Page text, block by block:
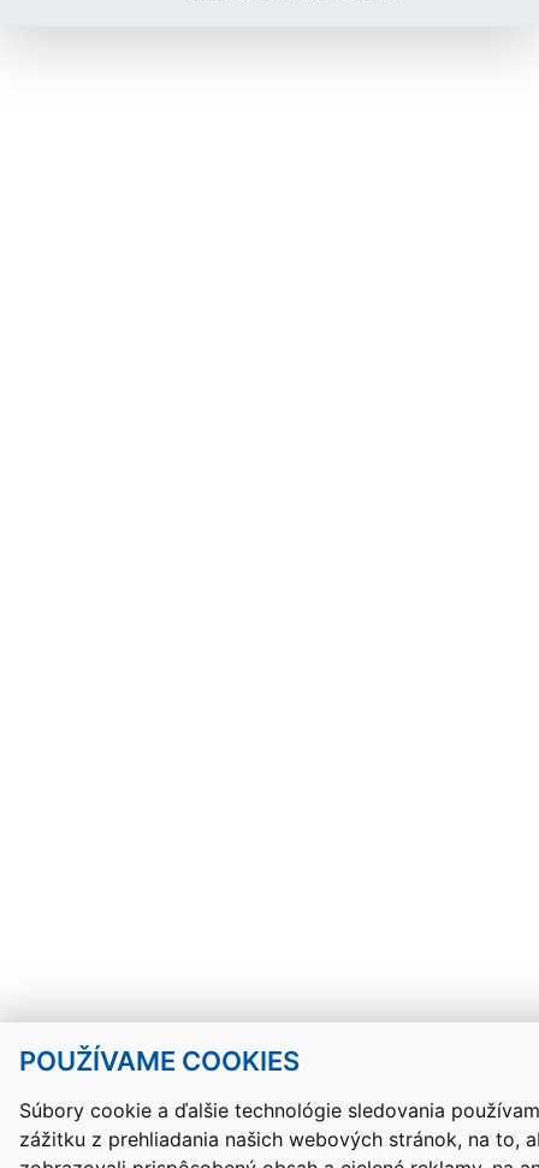
POUŽÍVAME COOKIES
Súbory cookie a ďalšie technológie sledovania
zážitku z prehliadania našich webových stránok, na to,